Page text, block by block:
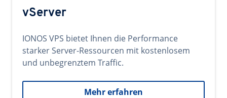
vServer
IONOS VPS bietet Ihnen die Performance
starker Server-Ressourcen mit kostenlosem
und unbegrenztem Traffic.
Mehr erfahren